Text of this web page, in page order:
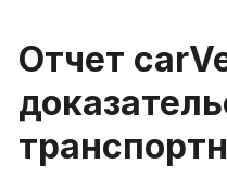
Отчет